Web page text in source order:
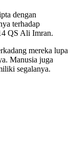
dengan
terhadap
QS Ali Imran.
mereka lupa
Manusia juga
segalanya.